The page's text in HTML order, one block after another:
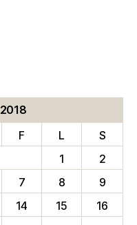
F L
S
1
2
7 8
9
14 15
16